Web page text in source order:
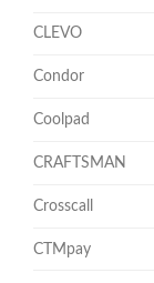
CLEVO
Condor
Coolpad
CRAFTSMAN
Crosscall
CTMpay